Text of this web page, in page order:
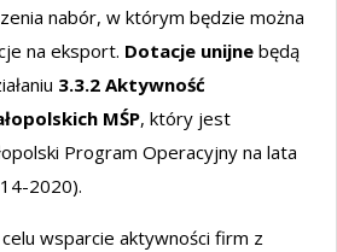
nabór, w którym będzie można
na eksport. Dotacje unijne będą
3.3.2 Aktywność
MŚP, który jest
Program Operacyjny na lata
2020).
wsparcie aktywności firm z